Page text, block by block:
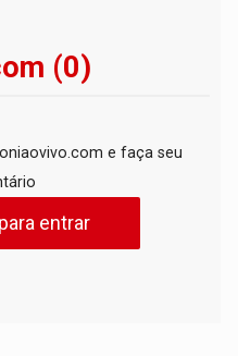
(0)
e faça seu
entrar